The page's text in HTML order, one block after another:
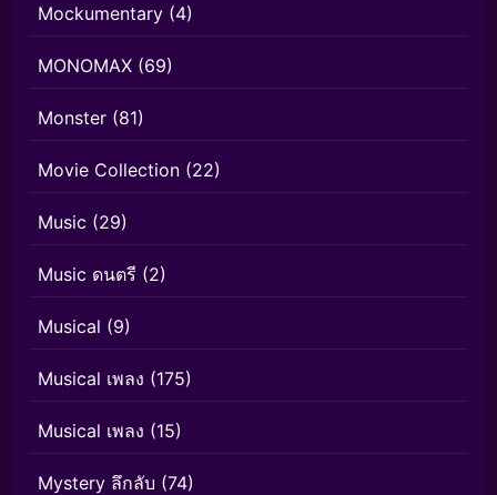
Mockumentary (4)
MONOMAX (69)
Monster (81)
Movie Collection (22)
Music (29)
Music ดนตรี (2)
Musical (9)
Musical เพลง (175)
Musical เพลง (15)
Mystery ลึกลับ (74)